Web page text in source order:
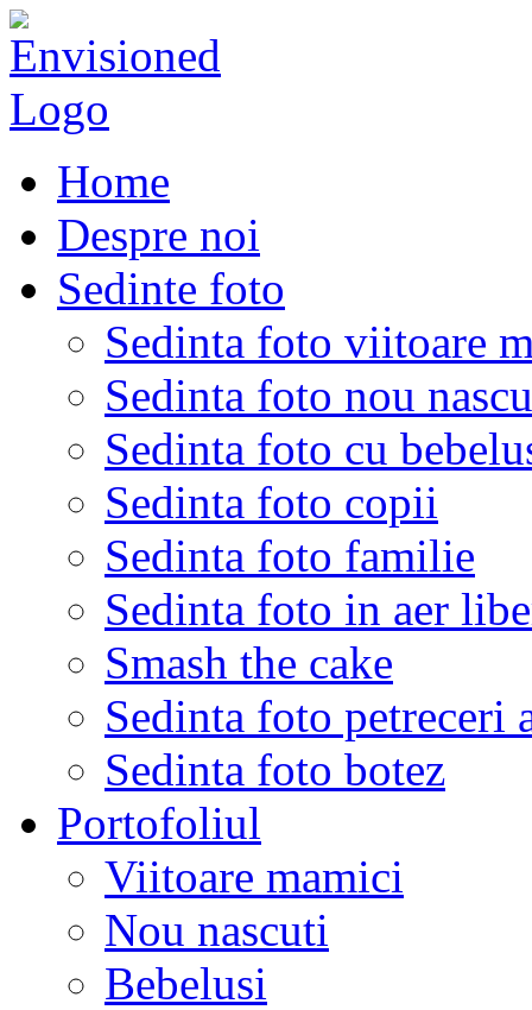
Home
Despre noi
Sedinte foto
Sedinta foto viitoare
Sedinta foto nou
Sedinta foto cu
Sedinta foto copii
Sedinta foto familie
Sedinta foto in aer
Smash the cake
Sedinta foto petreceri
Sedinta foto botez
Portofoliul
Viitoare mamici
Nou nascuti
Bebelusi